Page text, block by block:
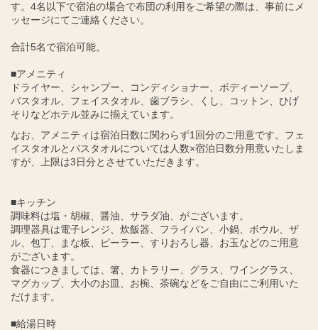
す。4名以下で宿泊の場合で布団の利用をご希望の際は、事前にメ
ッセージにてご連絡ください。
合計5名で宿泊可能。
■アメニティ
ドライヤー、シャンプー、コンディショナー、ボディーソープ、
バスタオル、フェイスタオル、歯ブラシ、くし、コットン、ひげ
そりなどホテル並みに揃えています。
なお、アメニティは宿泊日数に関わらず1回分のご用意です。フェ
イスタオルとバスタオルについては人数×宿泊日数分用意いたしま
すが、上限は3日分とさせていただきます。
■キッチン
調味料は塩・胡椒、醤油、サラダ油、がございます。
調理器具は電子レンジ、炊飯器、フライパン、小鍋、ボウル、ザ
ル、包丁、まな板、ピーラー、すりおろし器、お玉などのご用意
がございます。
食器につきましては、箸、カトラリー、グラス、ワイングラス、
マグカップ、大小のお皿、お椀、茶碗などをご自由にご利用いた
だけます。
■給湯日時